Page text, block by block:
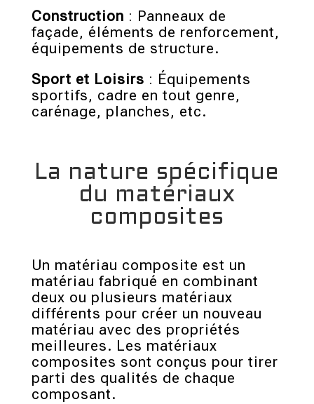
Construction : Panneaux de
façade, éléments de renforcement,
équipements de structure.
Sport et Loisirs : Équipements
sportifs, cadre en tout genre,
carénage, planches, etc.
La nature spécifique
du matériaux
composites
Un matériau composite est un
matériau fabriqué en combinant
deux ou plusieurs matériaux
différents pour créer un nouveau
matériau avec des propriétés
meilleures. Les matériaux
composites sont conçus pour tirer
parti des qualités de chaque
composant.